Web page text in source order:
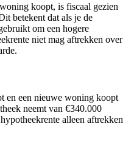
koopt, is fiscaal gezien
betekent dat als je de
om een hogere
niet mag aftrekken over
en een nieuwe woning koopt
neemt van €340.000
alleen aftrekken